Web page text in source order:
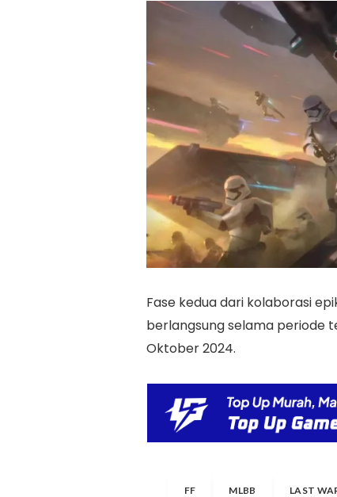
Fase kedua dari kolaborasi
berlangsung selama periode
Oktober 2024.
FF MLBB LAST